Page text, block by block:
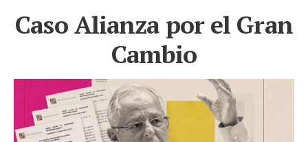
Caso Alianza por el Gran
Cambio